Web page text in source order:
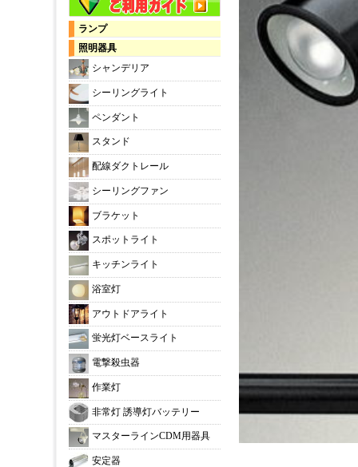
ランプ
照明器具
シャンデリア
シーリングライト
ペンダント
スタンド
配線ダクトレール
シーリングファン
ブラケット
スポットライト
キッチンライト
浴室灯
アウトドアライト
蛍光灯ベースライト
電撃殺虫器
作業灯
非常灯 誘導灯バッテリー
マスターラインCDM用器具
安定器